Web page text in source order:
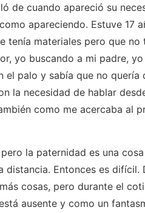
de cuando apareció su
apareciendo. Estuve 17
tenía materiales pero que
yo buscando a mi padre,
el palo y sabía que no quería
la necesidad de hablar
como me acercaba al
la paternidad es una
distancia. Entonces es
cosas, pero durante el
ausente y como un